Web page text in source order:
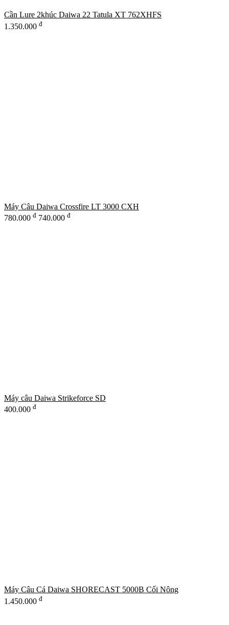
Cần Lure 2khúc Daiwa 22 Tatula XT 762XHFS
1.350.000 đ
Máy Câu Daiwa Crossfire LT 3000 CXH
780.000 đ 740.000 đ
Máy câu Daiwa Strikeforce SD
400.000 đ
Máy Câu Cá Daiwa SHORECAST 5000B Cối Nông
1.450.000 đ